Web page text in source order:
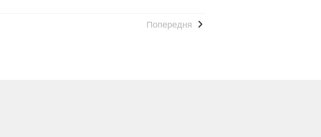
Попередня